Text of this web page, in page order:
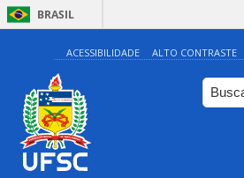
BRASIL
ACESSIBILIDADE ALTO CONTRASTE